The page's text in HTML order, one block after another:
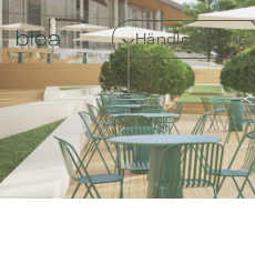
Zum
Inhalt
springen
Händlersuche
<